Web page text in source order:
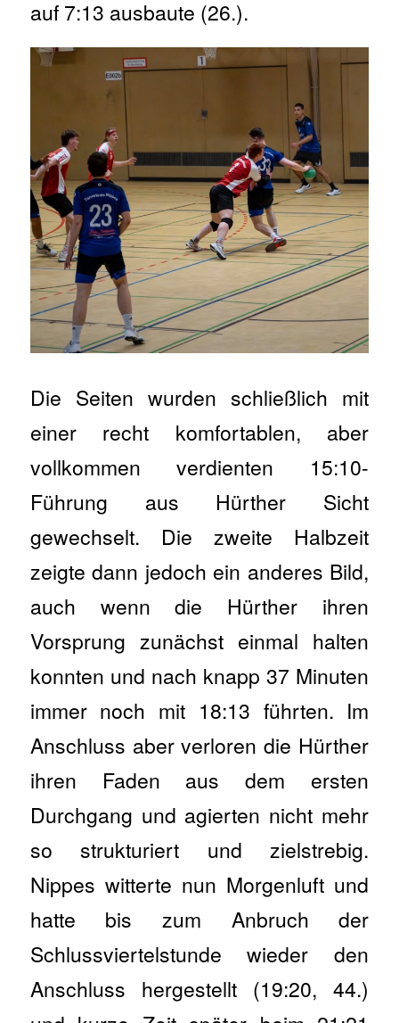
auf 7:13 ausbaute (26.).
Die Seiten wurden schließlich mit
einer recht komfortablen, aber
vollkommen verdienten 15:10-
Führung aus Hürther Sicht
gewechselt. Die zweite Halbzeit
zeigte dann jedoch ein anderes Bild,
auch wenn die Hürther ihren
Vorsprung zunächst einmal halten
konnten und nach knapp 37 Minuten
immer noch mit 18:13 führten. Im
Anschluss aber verloren die Hürther
ihren Faden aus dem ersten
Durchgang und agierten nicht mehr
so strukturiert und zielstrebig.
Nippes witterte nun Morgenluft und
hatte bis zum Anbruch der
Schlussviertelstunde wieder den
Anschluss hergestellt (19:20, 44.)